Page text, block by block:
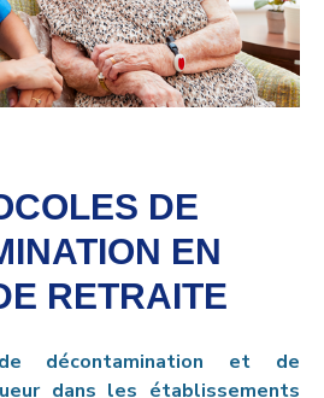
DE
EN
RETRAITE
décontamination et de
dans les établissements